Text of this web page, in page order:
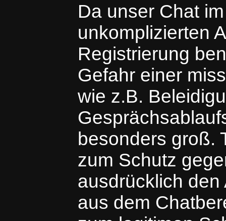
Da unser Chat
unkomplizierten
Registrierung
Gefahr einer
wie z.B.
besonders groß.
zum Schutz
ausdrücklich
aus dem